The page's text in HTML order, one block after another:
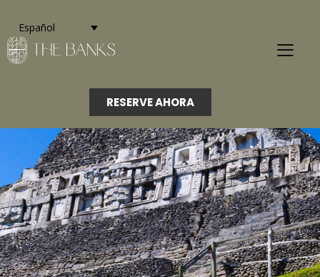
Español
RESERVE AHORA